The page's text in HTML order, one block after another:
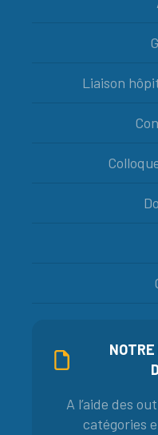
Liaison
A l’aide des
catégories